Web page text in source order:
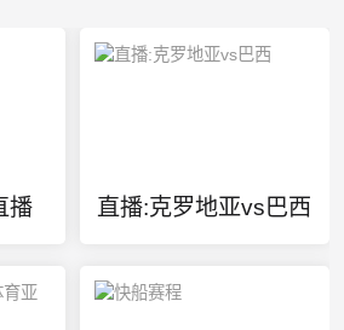
播 直播:克罗地亚vs巴西